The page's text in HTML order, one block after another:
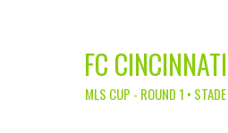
FC
MLS CUP - ROUND 1 •